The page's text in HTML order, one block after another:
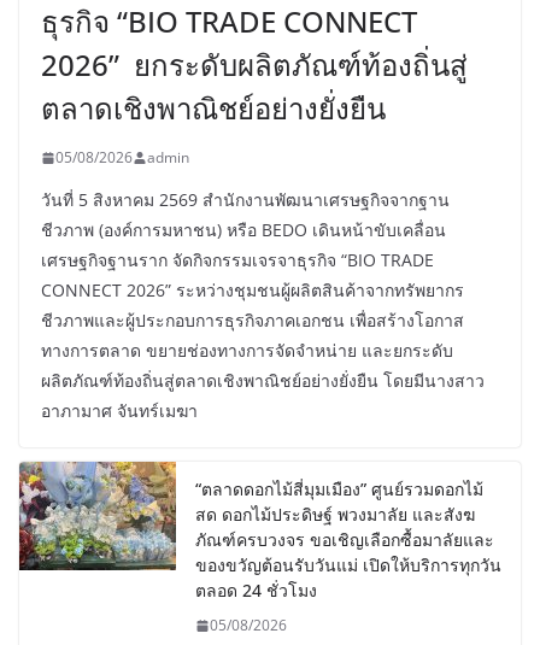
ธุรกิจ “BIO TRADE CONNECT
2026” ยกระดับผลิตภัณฑ์ท้องถิ่นสู่
ตลาดเชิงพาณิชย์อย่างยั่งยืน
05/08/2026 admin
วันที่ 5 สิงหาคม 2569 สำนักงานพัฒนาเศรษฐกิจจากฐาน
ชีวภาพ (องค์การมหาชน) หรือ BEDO เดินหน้าขับเคลื่อน
เศรษฐกิจฐานราก จัดกิจกรรมเจรจาธุรกิจ “BIO TRADE
CONNECT 2026” ระหว่างชุมชนผู้ผลิตสินค้าจากทรัพยากร
ชีวภาพและผู้ประกอบการธุรกิจภาคเอกชน เพื่อสร้างโอกาส
ทางการตลาด ขยายช่องทางการจัดจำหน่าย และยกระดับ
ผลิตภัณฑ์ท้องถิ่นสู่ตลาดเชิงพาณิชย์อย่างยั่งยืน โดยมีนางสาว
อาภามาศ จันทร์เมฆา
“ตลาดดอกไม้สี่มุมเมือง” ศูนย์รวมดอกไม้
สด ดอกไม้ประดิษฐ์ พวงมาลัย และสังฆ
ภัณฑ์ครบวงจร ขอเชิญเลือกซื้อมาลัยและ
ของขวัญต้อนรับวันแม่ เปิดให้บริการทุกวัน
ตลอด 24 ชั่วโมง
05/08/2026